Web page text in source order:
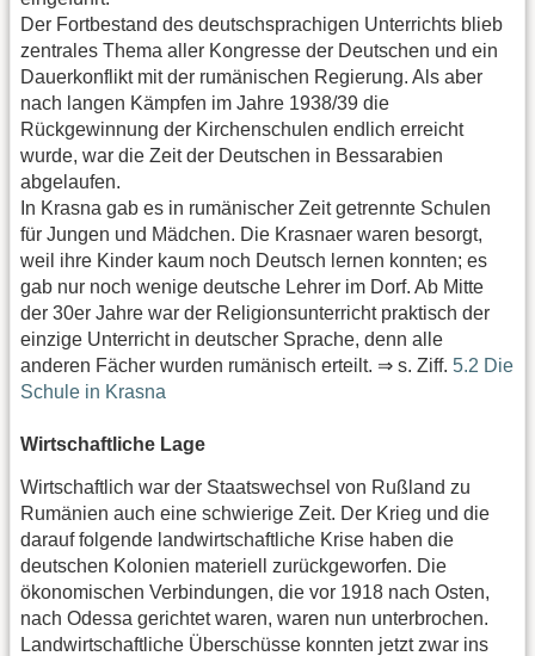
Der Fortbestand des deutschsprachigen Unterrichts blieb
zentrales Thema aller Kongresse der Deutschen und ein
Dauerkonflikt mit der rumänischen Regierung. Als aber
nach langen Kämpfen im Jahre 1938/39 die
Rückgewinnung der Kirchenschulen endlich erreicht
wurde, war die Zeit der Deutschen in Bessarabien
abgelaufen.
In Krasna gab es in rumänischer Zeit getrennte Schulen
für Jungen und Mädchen. Die Krasnaer waren besorgt,
weil ihre Kinder kaum noch Deutsch lernen konnten; es
gab nur noch wenige deutsche Lehrer im Dorf. Ab Mitte
der 30er Jahre war der Religionsunterricht praktisch der
einzige Unterricht in deutscher Sprache, denn alle
anderen Fächer wurden rumänisch erteilt. ⇒ s. Ziff. 5.2 Die
Schule in Krasna
Wirtschaftliche Lage
Wirtschaftlich war der Staatswechsel von Rußland zu
Rumänien auch eine schwierige Zeit. Der Krieg und die
darauf folgende landwirtschaftliche Krise haben die
deutschen Kolonien materiell zurückgeworfen. Die
ökonomischen Verbindungen, die vor 1918 nach Osten,
nach Odessa gerichtet waren, waren nun unterbrochen.
Landwirtschaftliche Überschüsse konnten jetzt zwar ins